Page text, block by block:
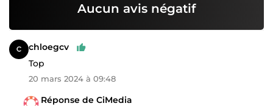
Aucun avis négatif
chloegcv
Top
20 mars 2024 à 09:48
Réponse de CiMedia